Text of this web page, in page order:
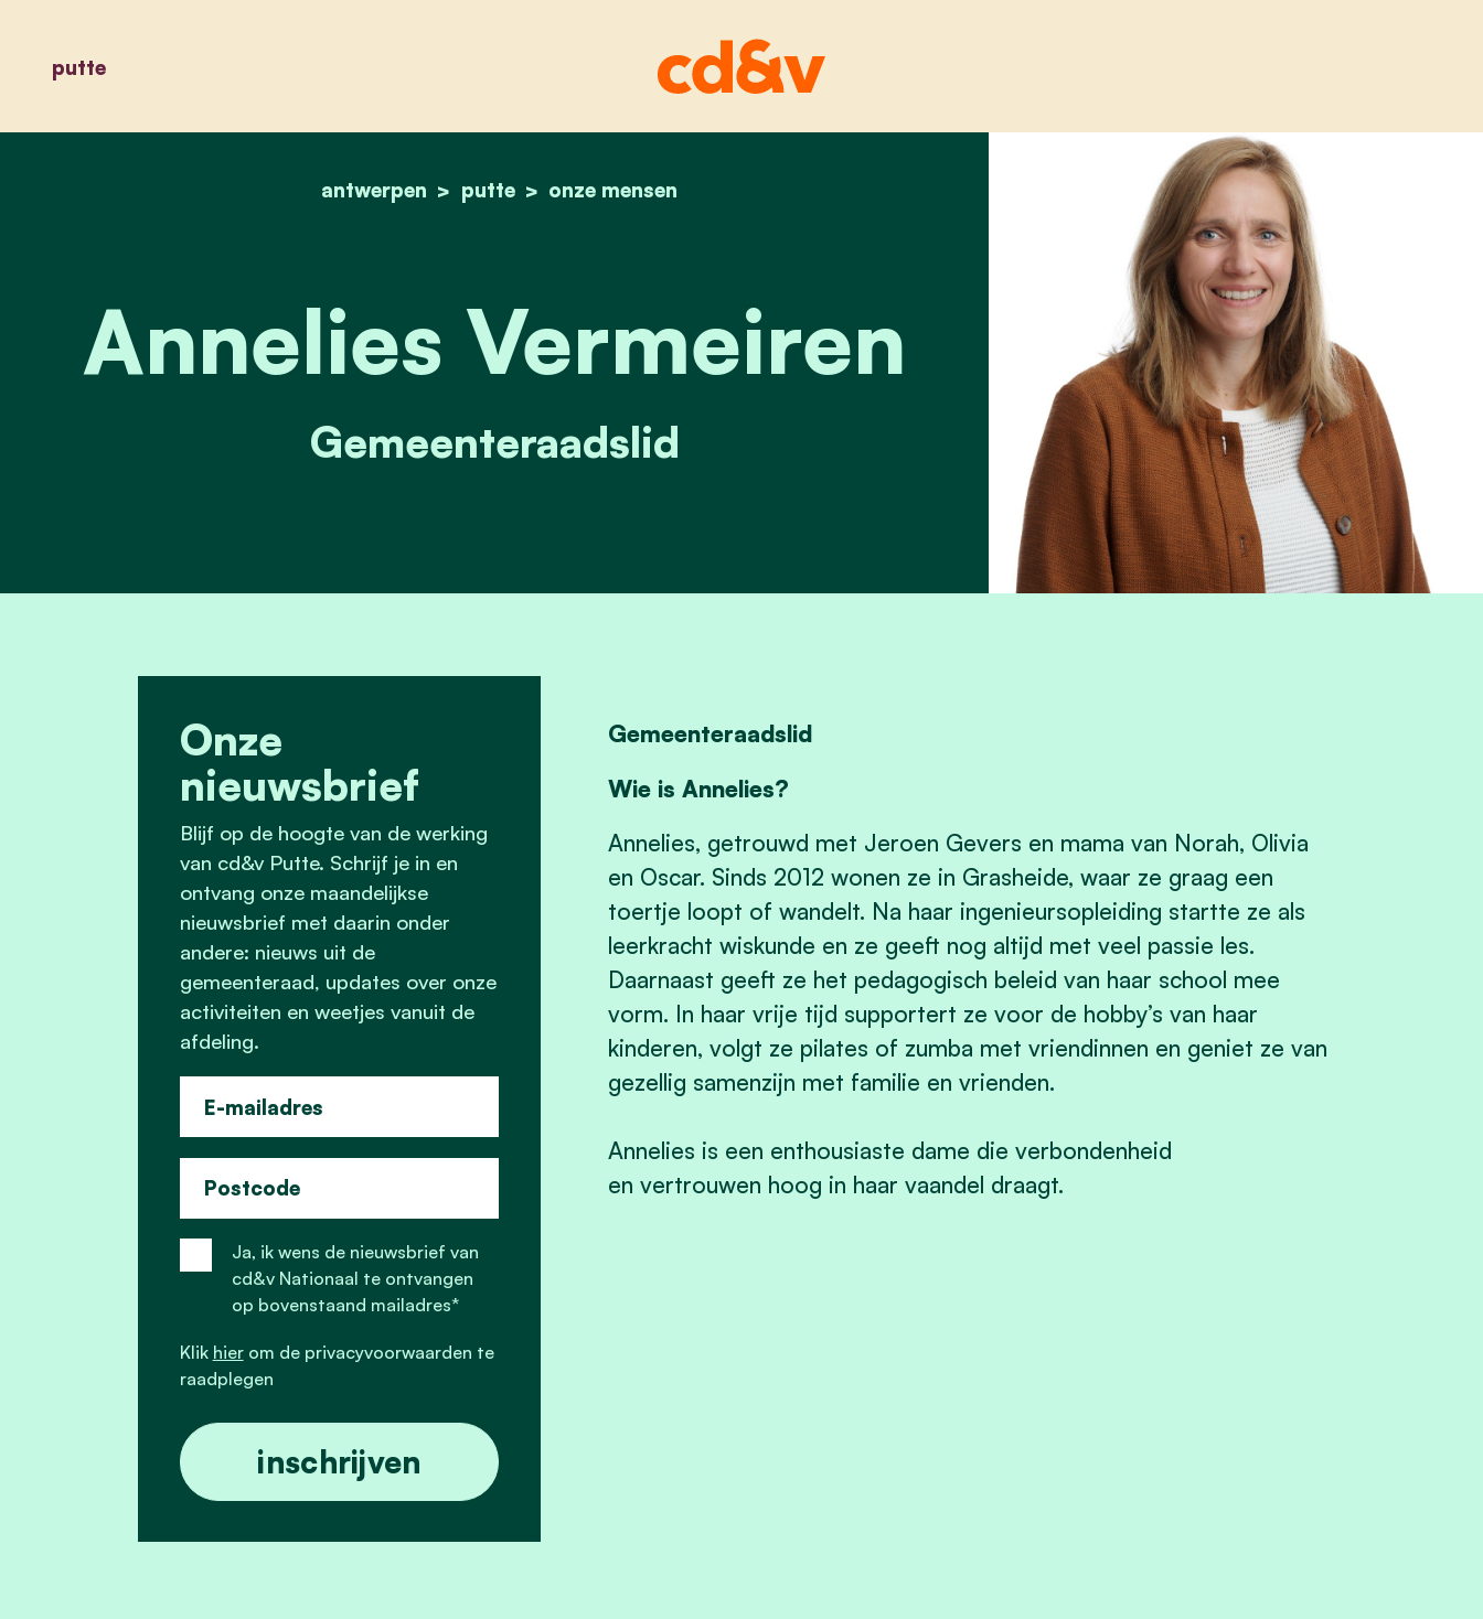
putte
home
antwerpen putte onze mensen
annelies vermeiren
Annelies Vermeiren
Gemeenteraadslid
Gemeenteraadslid
Wie is Annelies?
Annelies, getrouwd met Jeroen Gevers en mama van Norah, Olivia
en Oscar. Sinds 2012 wonen ze in Grasheide, waar ze graag een
toertje loopt of wandelt. Na haar ingenieursopleiding startte ze als
leerkracht wiskunde en ze geeft nog altijd met veel passie les.
Daarnaast geeft ze het pedagogisch beleid van haar school mee
vorm. In haar vrije tijd supportert ze voor de hobby’s van haar
kinderen, volgt ze pilates of zumba met vriendinnen en geniet ze van
gezellig samenzijn met familie en vrienden.
Annelies is een enthousiaste dame die verbondenheid
en vertrouwen hoog in haar vaandel draagt.
Onze
nieuwsbrief
Blijf op de hoogte van de werking
van cd&v Putte. Schrijf je in en
ontvang onze maandelijkse
nieuwsbrief met daarin onder
andere: nieuws uit de
gemeenteraad, updates over onze
activiteiten en weetjes vanuit de
afdeling.
E-mailadres
Postcode
Ja, ik wens de nieuwsbrief van
cd&v Nationaal te ontvangen
op bovenstaand mailadres*
Klik hierom de privacyvoorwaarden te
raadplegen